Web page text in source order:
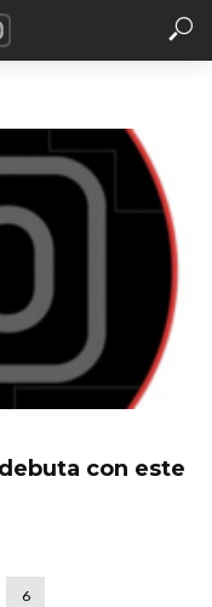
con este
6